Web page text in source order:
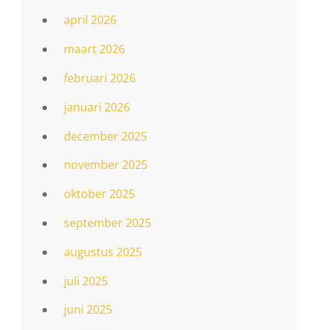
april 2026
maart 2026
februari 2026
januari 2026
december 2025
november 2025
oktober 2025
september 2025
augustus 2025
juli 2025
juni 2025